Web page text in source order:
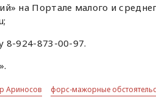
на Портале малого и
8-924-873-00-97.
Ариносов форс-мажорные